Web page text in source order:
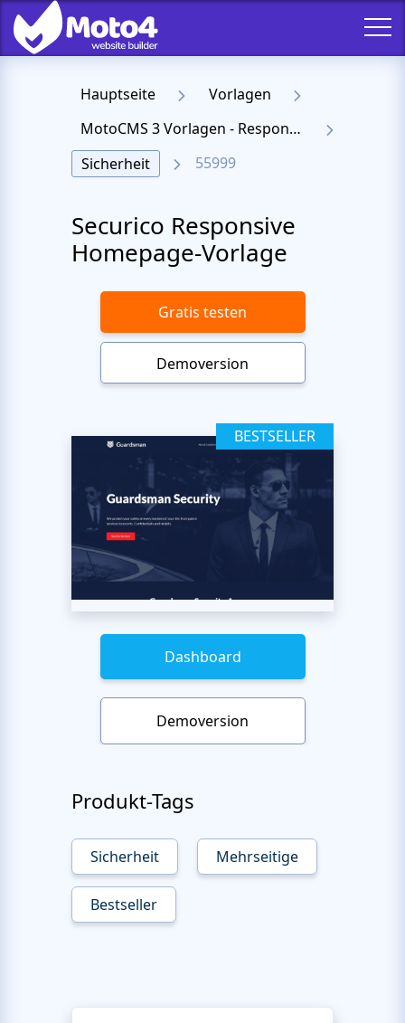
Hauptseite
Vorlagen
MotoCMS 3 Vorlagen - Responsive Templates für Website
Sicherheit
55999
Securico Responsive
Homepage-Vorlage
Gratis testen
Demoversion
BESTSELLER
Dashboard
Demoversion
Produkt-Tags
Sicherheit Mehrseitige
Bestseller